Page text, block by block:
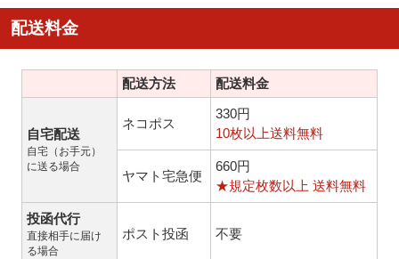
配送料金
配送方法 配送料金
自宅配送
自宅（お手元）
に送る場合
ネコポス
330円
10枚以上送料無料
ヤマト宅急便
660円
★規定枚数以上 送料無料
投函代行
直接相手に届け
る場合
ポスト投函 不要